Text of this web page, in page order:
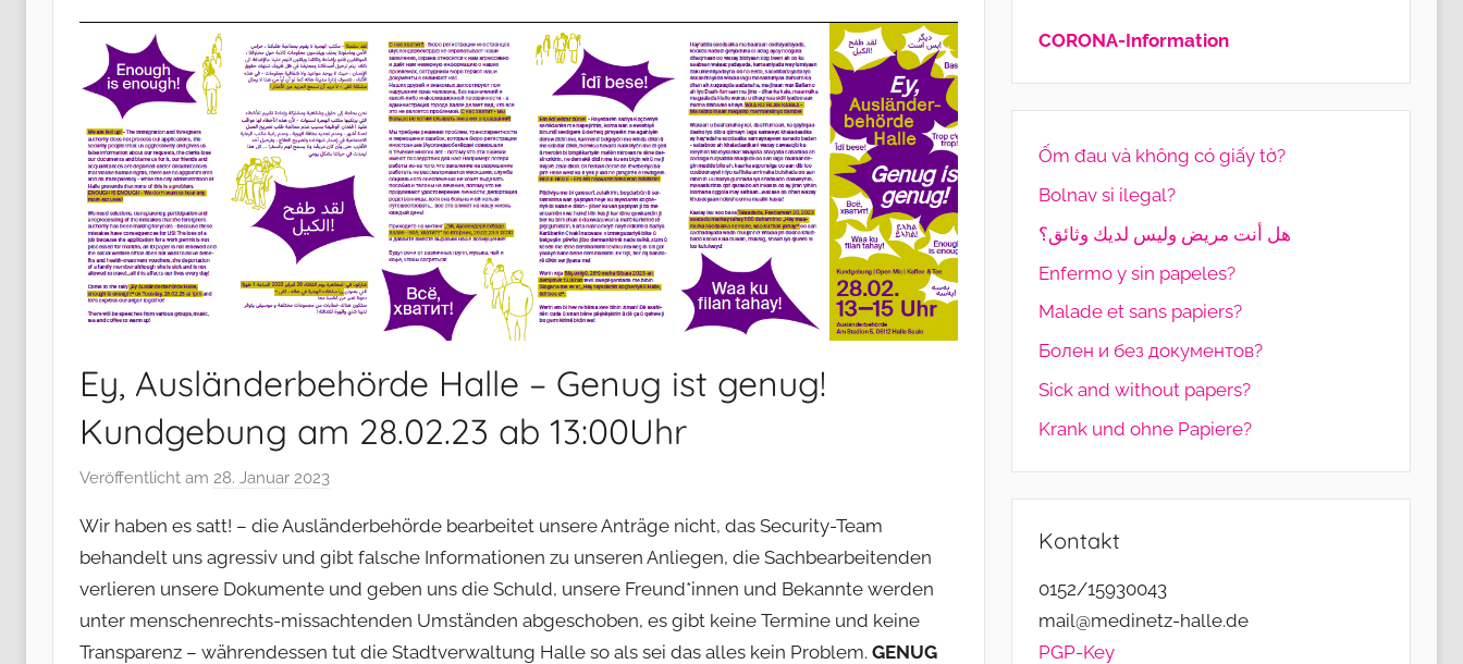
Ey, Ausländerbehörde Halle – Genug ist genug!
Kundgebung am 28.02.23 ab 13:00Uhr
Veröffentlicht am 28. Januar 2023
n
e
m
m
a
Wir haben es satt! – die Ausländerbehörde bearbeitet unsere Anträge nicht, das Security-Team
behandelt uns agressiv und gibt falsche Informationen zu unseren Anliegen, die Sachbearbeitenden
verlieren unsere Dokumente und geben uns die Schuld, unsere Freund*innen und Bekannte werden
unter menschenrechts-missachtenden Umständen abgeschoben, es gibt keine Termine und keine
Transparenz – währendessen tut die Stadtverwaltung Halle so als sei das alles kein Problem. GENUG
CORONA-Information
Ốm đau và không có giấy tờ?
Bolnav si ilegal?
هل أنت مريض وليس لديك وثائق؟
Enfermo y sin papeles?
Malade et sans papiers?
Болен и без документов?
Sick and without papers?
Krank und ohne Papiere?
Kontakt
0152/15930043
mail@medinetz-halle.de
PGP-Key